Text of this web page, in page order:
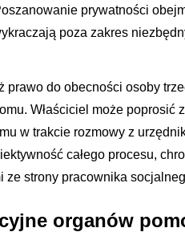
prywatności
poza zakres
prawo do obecności osoby
Właściciel może poprosić
w trakcie rozmowy z
całego procesu,
ze strony pracownika
organów